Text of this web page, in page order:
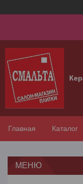
Главная Каталог